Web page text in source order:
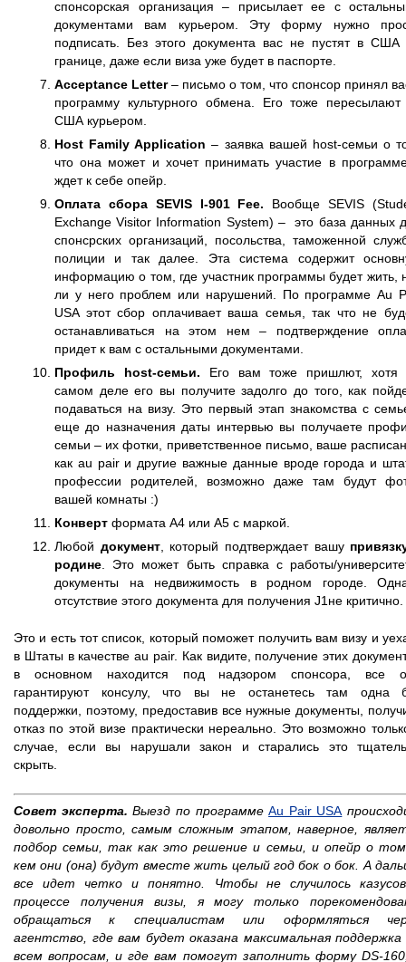
спонсорская организация – присылает ее с
документами вам курьером. Эту форму нужно
подписать. Без этого документа вас не пустят в США
границе, даже если виза уже будет в паспорте.
Acceptance Letter– письмо о том, что спонсор принял
программу культурного обмена. Его тоже пересылают
США курьером.
Host Family Application – заявка вашей host-семьи о
что она может и хочет принимать участие в
ждет к себе опейр.
Оплата сбора SEVIS I-901 Fee. Вообще SEVIS
Exchange Visitor Information System) – это база данных
спонсрских организаций, посольства, таможенной
полиции и так далее. Эта система содержит
информацию о том, где участник программы будет жить,
ли у него проблем или нарушений. По программе Au
USA этот сбор оплачивает ваша семья, так что не
останавливаться на этом нем – подтверждение
придет к вам с остальными документами.
Профиль host-семьи. Его вам тоже пришлют, хотя
самом деле его вы получите задолго до того, как
подаваться на визу. Это первый этап знакомства с
еще до назначения даты интервью вы получаете
семьи – их фотки, приветственное письмо, ваше
как au pair и другие важные данные вроде города и
профессии родителей, возможно даже там будут
вашей комнаты :)
Конверт формата А4 или А5 с маркой.
Любой документ, который подтверждает вашу
родине . Это может быть справка с работы/
документы на недвижимость в родном городе.
отсутствие этого документа для получения J1не критично.
Это и есть тот список, который поможет получить вам визу и
в Штаты в качестве au pair. Как видите, получение этих
в основном находится под надзором спонсора, все
гарантируют консулу, что вы не останетесь там одна
поддержки, поэтому, предоставив все нужные документы,
отказ по этой визе практически нереально. Это возможно
случае, если вы нарушали закон и старались это
скрыть.
Совет эксперта. Выезд по программеAu Pair USA
довольно просто, самым сложным этапом, наверное,
подбор семьи, так как это решение и семьи, и опейр о
кем они (она) будут вместе жить целый год бок о бок. А
все идет четко и понятно. Чтобы не случилось
процессе получения визы, я могу только
обращаться к специалистам или оформляться
агентство, где вам будет оказана максимальная поддержка
всем вопросам, и где вам помогут заполнить форму DS-